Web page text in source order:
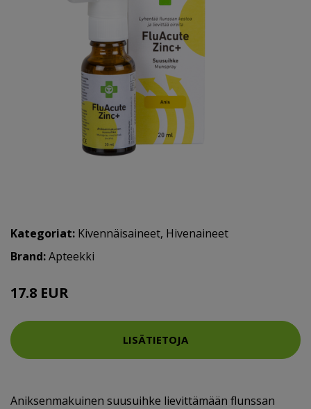
Kategoriat: Kivennäisaineet, Hivenaineet
Brand:Apteekki
17.8 EUR
LISÄTIETOJA
Aniksenmakuinen suusuihke lievittämään flunssan